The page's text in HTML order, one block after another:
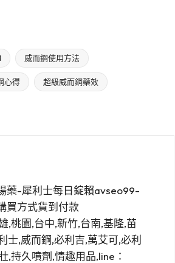
威而鋼使用方法
心得 超級威而鋼藥效
藥-犀利士每日錠賴avseo99-
買方式貨到付款
,桃園,台中,新竹,台南,基隆,苗
士,威而鋼,必利吉,萬艾可,必利
,持久噴劑,情趣用品,line：